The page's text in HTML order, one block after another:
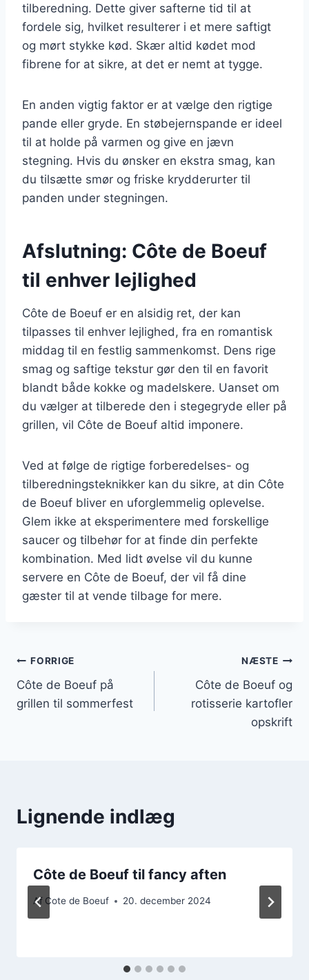
tilberedning. Dette giver safterne tid til at
fordele sig, hvilket resulterer i et mere saftigt
og mørt stykke kød. Skær altid kødet mod
fibrene for at sikre, at det er nemt at tygge.
En anden vigtig faktor er at vælge den rigtige
pande eller gryde. En støbejernspande er ideel
til at holde på varmen og give en jævn
stegning. Hvis du ønsker en ekstra smag, kan
du tilsætte smør og friske krydderurter til
panden under stegningen.
Afslutning: Côte de Boeuf
til enhver lejlighed
Côte de Boeuf er en alsidig ret, der kan
tilpasses til enhver lejlighed, fra en romantisk
middag til en festlig sammenkomst. Dens rige
smag og saftige tekstur gør den til en favorit
blandt både kokke og madelskere. Uanset om
du vælger at tilberede den i stegegryde eller på
grillen, vil Côte de Boeuf altid imponere.
Ved at følge de rigtige forberedelses- og
tilberedningsteknikker kan du sikre, at din Côte
de Boeuf bliver en uforglemmelig oplevelse.
Glem ikke at eksperimentere med forskellige
saucer og tilbehør for at finde din perfekte
kombination. Med lidt øvelse vil du kunne
servere en Côte de Boeuf, der vil få dine
gæster til at vende tilbage for mere.
Indlægsnavigation
FORRIGE
Côte de Boeuf på
grillen til sommerfest
NÆSTE
Côte de Boeuf og
rotisserie kartofler
opskrift
Lignende indlæg
Côte de Boeuf til fancy aften
Af Cote de Boeuf 20. december 2024